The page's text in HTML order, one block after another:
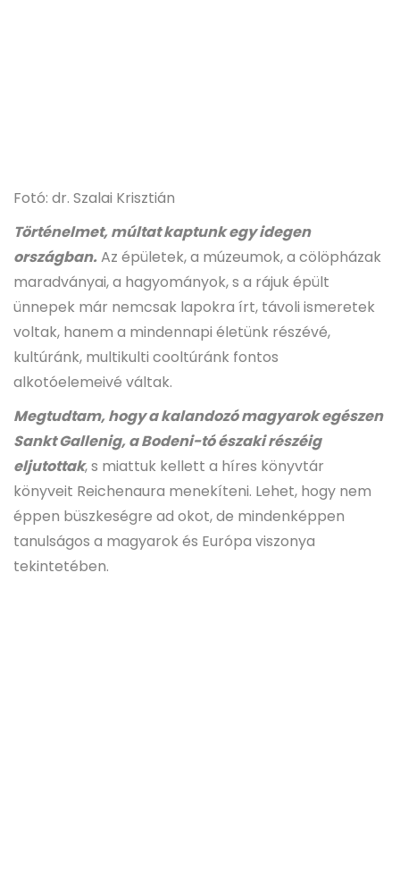
Fotó: dr. Szalai Krisztián
Történelmet, múltat kaptunk egy idegen
országban.Az épületek, a múzeumok, a cölöpházak
maradványai, a hagyományok, s a rájuk épült
ünnepek már nemcsak lapokra írt, távoli ismeretek
voltak, hanem a mindennapi életünk részévé,
kultúránk, multikulti cooltúránk fontos
alkotóelemeivé váltak.
Megtudtam, hogy a kalandozó magyarok egészen
Sankt Gallenig, a Bodeni-tó északi részéig
eljutottak, s miattuk kellett a híres könyvtár
könyveit Reichenaura menekíteni. Lehet, hogy nem
éppen büszkeségre ad okot, de mindenképpen
tanulságos a magyarok és Európa viszonya
tekintetében.